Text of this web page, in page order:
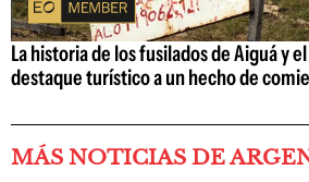
La historia de los fusilados de Aiguá y
destaque turístico a un hecho de
MÁS NOTICIAS DE